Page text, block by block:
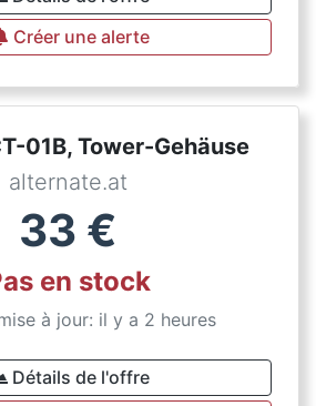
Créer une alerte
01B, Tower-Gehäuse
alternate.at
33 €
en stock
à jour: il y a 2 heures
Détails de l'offre